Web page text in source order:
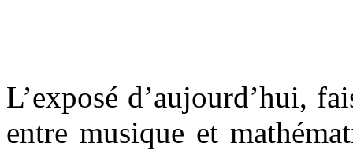
L’exposé d’aujourd’hui,
entre musique et